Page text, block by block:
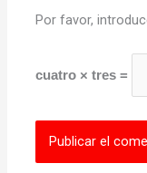
Por favor,
cuatro × tres =